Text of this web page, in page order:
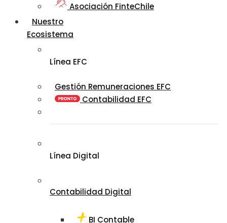
Asociación FinteChile
Nuestro
Ecosistema
Línea EFC
Gestión Remuneraciones EFC
Contabilidad EFC
Línea Digital
Contabilidad Digital
BI Contable